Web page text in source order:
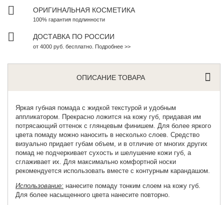
ОРИГИНАЛЬНАЯ КОСМЕТИКА
100% гарантия подлинности
ДОСТАВКА ПО РОССИИ
от 4000 руб. бесплатно. Подробнее >>
ОПИСАНИЕ ТОВАРА
Яркая губная помада с жидкой текстурой и удобным
аппликатором. Прекрасно ложится на кожу губ, придавая им
потрясающий оттенок с глянцевым финишем. Для более яркого
цвета помаду можно наносить в несколько слоев. Средство
визуально придает губам объем, и в отличие от многих других
помад не подчеркивает сухость и шелушение кожи губ, а
сглаживает их. Для максимально комфортной носки
рекомендуется использовать вместе с контурным карандашом.
Использование: нанесите помаду тонким слоем на кожу губ.
Для более насыщенного цвета нанесите повторно.